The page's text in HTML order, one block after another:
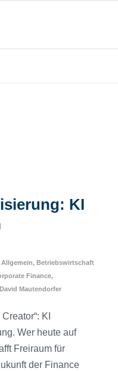
KI
Allgemein, Betriebswirtschaft
Finance,
David Mautendorfer
KI
Wer heute auf
Freiraum für
der Finance